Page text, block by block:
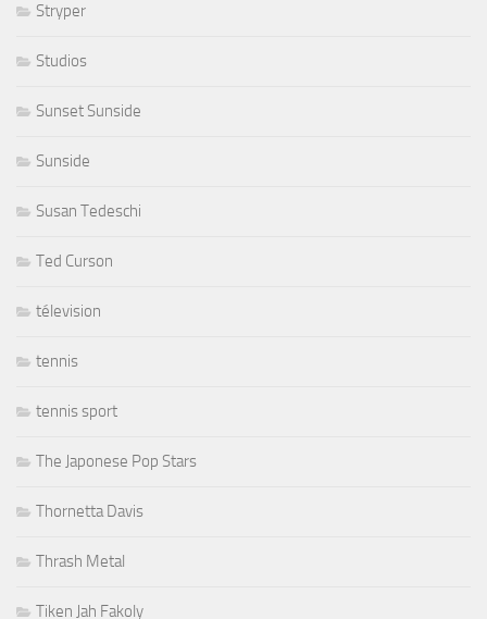
Stryper
Studios
Sunset Sunside
Sunside
Susan Tedeschi
Ted Curson
télevision
tennis
tennis sport
The Japonese Pop Stars
Thornetta Davis
Thrash Metal
Tiken Jah Fakoly